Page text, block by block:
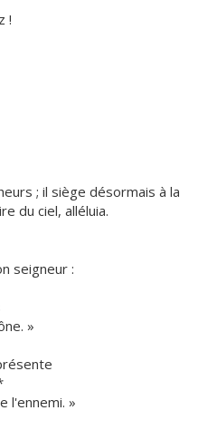
!
; il siège désormais à la
du ciel, alléluia.
seigneur :
»
l'ennemi. »